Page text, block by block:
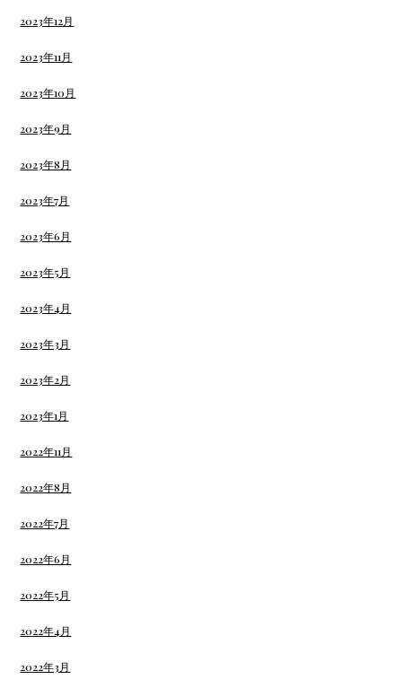
2023年12月
2023年11月
2023年10月
2023年9月
2023年8月
2023年7月
2023年6月
2023年5月
2023年4月
2023年3月
2023年2月
2023年1月
2022年11月
2022年8月
2022年7月
2022年6月
2022年5月
2022年4月
2022年3月